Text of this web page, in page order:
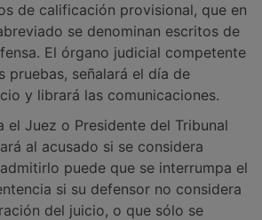
de calificación provisional, que en
se denominan escritos de
El órgano judicial competente
pruebas, señalará el día de
y librará las comunicaciones.
el Juez o Presidente del Tribunal
al acusado si se considera
puede que se interrumpa el
si su defensor no considera
del juicio, o que sólo se